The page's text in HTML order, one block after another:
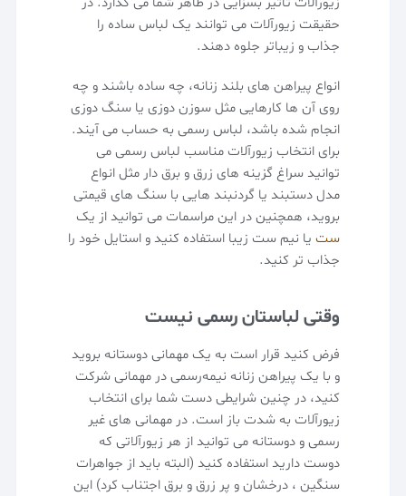
حقیقت زیورآلات می توانند یک لباس ساده را
جذاب و زیباتر جلوه دهند.
انواع پیراهن های بلند زنانه، چه ساده باشند و چه
روی آن ها کارهایی مثل سوزن دوزی یا سنگ دوزی
انجام شده باشد، لباس رسمی به حساب می آیند.
برای انتخاب زیورآلات مناسب لباس رسمی می
توانید سراغ گزینه های زرق و برق دار مثل انواع
مدل دستبند یا گردنبند هایی با سنگ های قیمتی
بروید، همچنین در این مراسمات می توانید از یک
ست یا نیم ست زیبا استفاده کنید و استایل خود را
جذاب تر کنید.
وقتی لباستان رسمی نیست
فرض کنید قرار است به یک مهمانی دوستانه بروید
و با یک پیراهن زنانه نیمه‌رسمی در مهمانی شرکت
کنید، در چنین شرایطی دست شما برای انتخاب
زیورآلات به شدت باز است. در مهمانی های غیر
رسمی و دوستانه می توانید از هر زیورآلاتی که
دوست دارید استفاده کنید (البته باید از جواهرات
سنگین ، درخشان و پر زرق و برق اجتناب کرد) این